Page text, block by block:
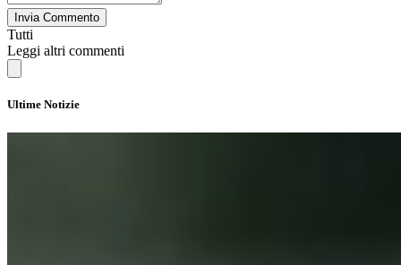
Invia Commento
Tutti
Leggi altri commenti
Ultime Notizie